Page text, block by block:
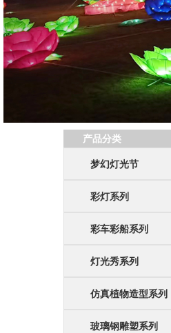
产品分类
梦幻灯光节
彩灯系列
彩车彩船系列
灯光秀系列
仿真植物造型系列
玻璃钢雕塑系列